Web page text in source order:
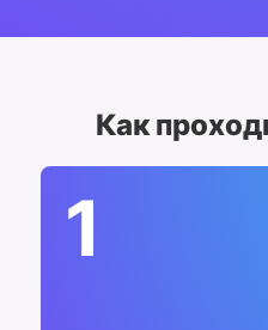
Как
1